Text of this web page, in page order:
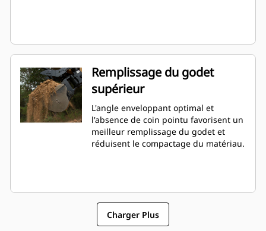
Remplissage du godet
supérieur
L'angle enveloppant optimal et
l'absence de coin pointu favorisent un
meilleur remplissage du godet et
réduisent le compactage du matériau.
Charger Plus